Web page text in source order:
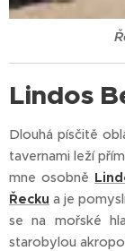
Lindos
Dlouhá písčitě
tavernami leží
mne osobně
Řecku a je
se na mořské
starobylou